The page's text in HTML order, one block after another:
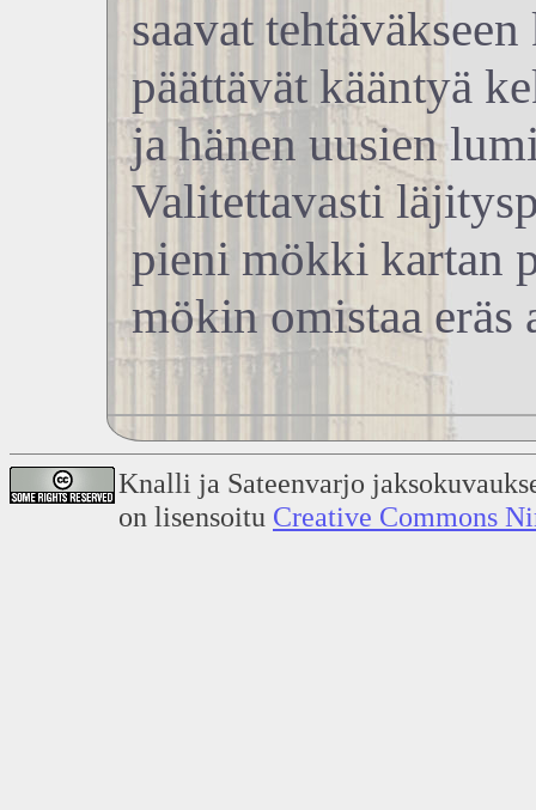
saavat
päättävät kääntyä
ja hänen uusien
Valitettavasti
pieni mökki kartan
mökin omistaa
Knalli ja Sateenvarjo
on lisensoitu Creative Commons